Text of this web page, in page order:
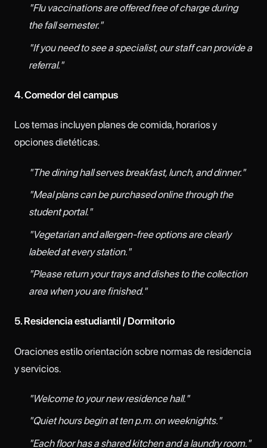
"Flu vaccinations are offered free of charge during
the fall semester."
"If you need to see a specialist, our staff can provide a
referral."
4. Comedor del campus
Los temas incluyen planes de comida, horarios y
opciones dietéticas.
"The dining hall serves breakfast, lunch, and dinner."
"Meal plans can be purchased online through the
student portal."
"Vegetarian and allergen-free options are clearly
labeled at every station."
"Please return your trays and dishes to the collection
area when you are finished."
5. Residencia estudiantil / Dormitorio
Oraciones estilo orientación sobre normas de residencia
y servicios.
"Welcome to your new residence hall."
"Quiet hours begin at ten p.m. on weeknights."
"Each floor has a shared kitchen and a laundry room."